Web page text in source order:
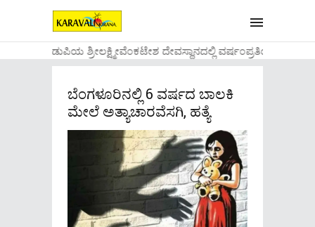
....ಉಡುಪಿಯ ಶ್ರೀಲಕ್ಷ್ಮೀವೆ೦ಕಟೇಶ ದೇವಸ್ಥಾನದಲ್ಲಿ ವರ್ಷ೦ಪ್ರತಿಯ
ಬೆಂಗಳೂರಿನಲ್ಲಿ 6 ವರ್ಷದ ಬಾಲಕಿ
ಮೇಲೆ ಅತ್ಯಾಚಾರವೆಸಗಿ, ಹತ್ಯೆ